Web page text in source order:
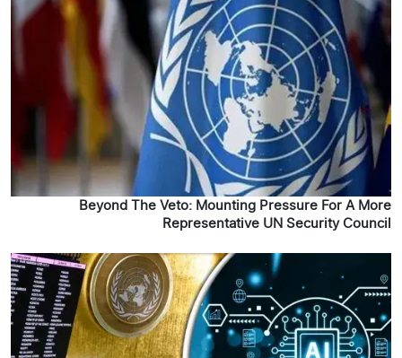
Beyond The Veto: Mounting Pressure For A More
Representative UN Security Council